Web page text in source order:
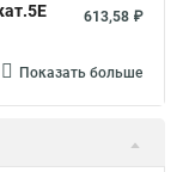
613,58 ₽
Показать больше